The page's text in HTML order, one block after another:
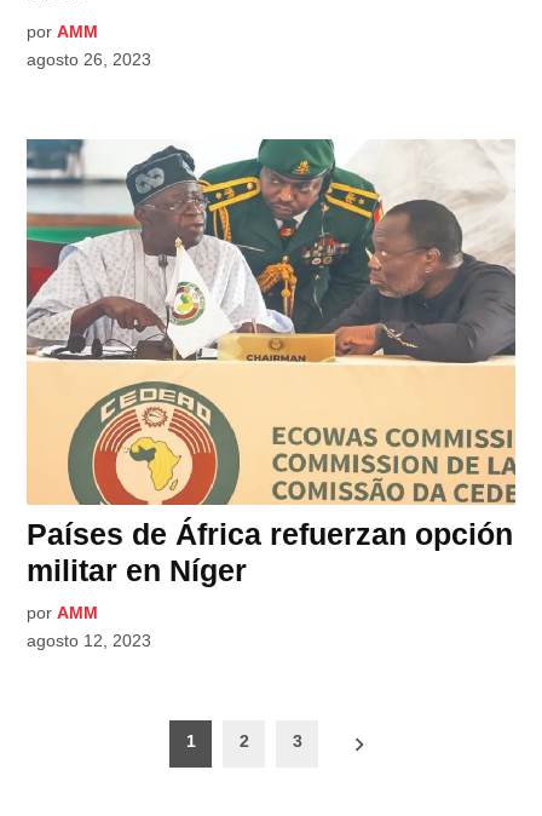
por AMM
agosto 26, 2023
Países de África refuerzan opción
militar en Níger
por AMM
agosto 12, 2023
1 2 3